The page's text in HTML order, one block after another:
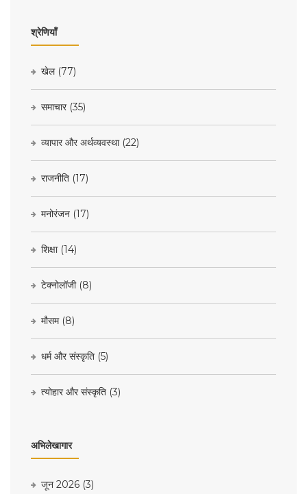
श्रेणियाँ
खेल (77)
समाचार (35)
व्यापार और अर्थव्यवस्था (22)
राजनीति (17)
मनोरंजन (17)
शिक्षा (14)
टेक्नोलॉजी (8)
मौसम (8)
धर्म और संस्कृति (5)
त्योहार और संस्कृति (3)
अभिलेखागार
जून 2026 (3)